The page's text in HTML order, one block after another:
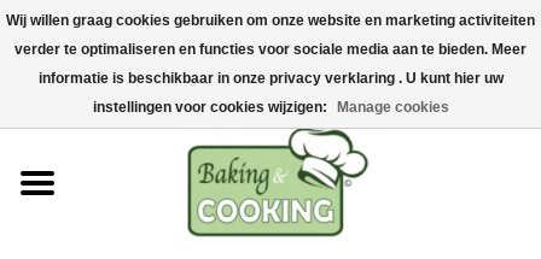
Home
Bak-& kookgerei
Machines & onderdelen
Chocolade & ijsbereiding
Wij willen graag cookies gebruiken om onze website en marketing activiteiten
verder te optimaliseren en functies voor sociale media aan te bieden. Meer
informatie is beschikbaar in onze privacy verklaring . U kunt hier uw
instellingen voor cookies wijzigen:
Manage cookies